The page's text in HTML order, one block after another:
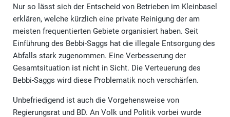
Nur so lässt sich der Entscheid von Betrieben im Kleinbasel
erklären, welche kürzlich eine private Reinigung der am
meisten frequentierten Gebiete organisiert haben. Seit
Einführung des Bebbi-Saggs hat die illegale Entsorgung des
Abfalls stark zugenommen. Eine Verbesserung der
Gesamtsituation ist nicht in Sicht. Die Verteuerung des
Bebbi-Saggs wird diese Problematik noch verschärfen.
Unbefriedigend ist auch die Vorgehensweise von
Regierungsrat und BD. An Volk und Politik vorbei wurde